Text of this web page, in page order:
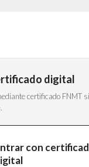
digital
certificado FNMT
con